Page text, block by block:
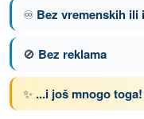
67 od 72
DRON A2 - Potvrda
♾️ Bez vremenskih
🚫 Bez reklama
✨ ...i još mnogo toga!